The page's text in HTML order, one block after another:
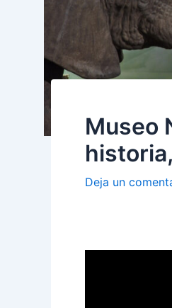
Museo
Deja un